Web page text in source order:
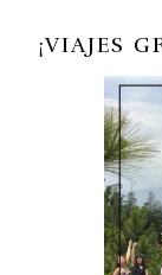
¡VIAJES